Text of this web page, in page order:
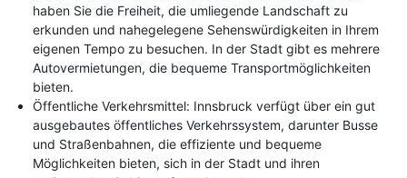
haben Sie die Freiheit, die umliegende Landschaft zu
erkunden und nahegelegene Sehenswürdigkeiten in Ihrem
eigenen Tempo zu besuchen. In der Stadt gibt es mehrere
Autovermietungen, die bequeme Transportmöglichkeiten
bieten.
Öffentliche Verkehrsmittel: Innsbruck verfügt über ein gut
ausgebautes öffentliches Verkehrssystem, darunter Busse
und Straßenbahnen, die effiziente und bequeme
Möglichkeiten bieten, sich in der Stadt und ihren